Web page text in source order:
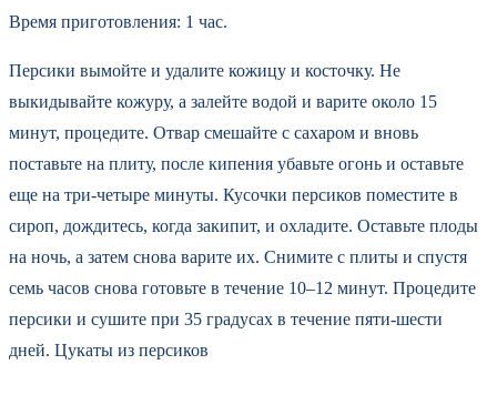
Время приготовления: 1 час.
Персики вымойте и удалите кожицу и косточку. Не
выкидывайте кожуру, а залейте водой и варите около 15
минут, процедите. Отвар смешайте с сахаром и вновь
поставьте на плиту, после кипения убавьте огонь и оставьте
еще на три-четыре минуты. Кусочки персиков поместите в
сироп, дождитесь, когда закипит, и охладите. Оставьте плоды
на ночь, а затем снова варите их. Снимите с плиты и спустя
семь часов снова готовьте в течение 10–12 минут. Процедите
персики и сушите при 35 градусах в течение пяти-шести
дней. Цукаты из персиков